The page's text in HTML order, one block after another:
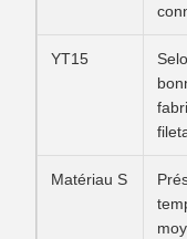
YT15
Matériau S